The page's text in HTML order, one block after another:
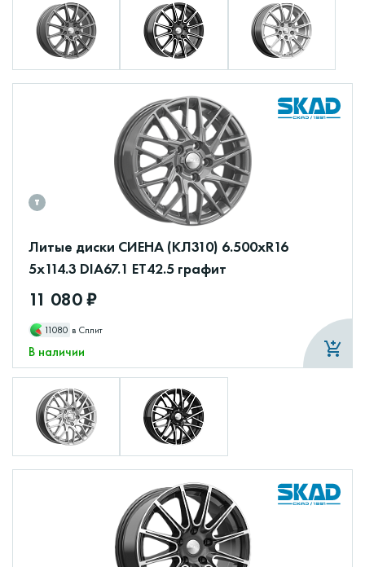
Литые диски СИЕНА (КЛ310) 6.500xR16
5x114.3 DIA67.1 ET42.5 графит
11 080 ₽
11080 в Сплит
В наличии